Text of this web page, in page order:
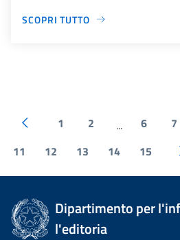
SCOPRI TUTTO
1 2 ... 6 7
11
12 13 14 15
Dipartimento per
l'editoria